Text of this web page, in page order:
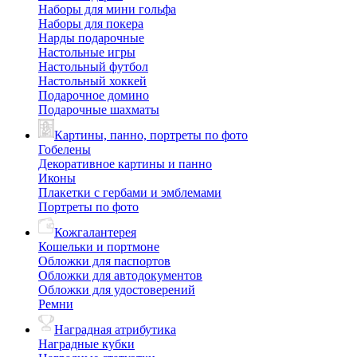
Наборы для мини гольфа
Наборы для покера
Нарды подарочные
Настольные игры
Настольный футбол
Настольный хоккей
Подарочное домино
Подарочные шахматы
Картины, панно, портреты по фото
Гобелены
Декоративное картины и панно
Иконы
Плакетки с гербами и эмблемами
Портреты по фото
Кожгалантерея
Кошельки и портмоне
Обложки для паспортов
Обложки для автодокументов
Обложки для удостоверений
Ремни
Наградная атрибутика
Наградные кубки